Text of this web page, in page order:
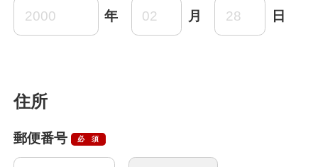
年 月 日
住所
郵便番号 必須